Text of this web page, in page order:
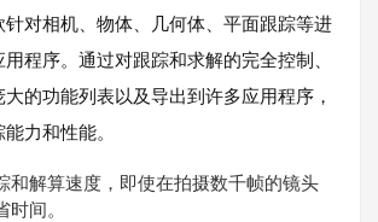
对相机、物体、几何体、平面跟踪等进
程序。通过对跟踪和求解的完全控制、
的功能列表以及导出到许多应用程序，
力和性能。
和解算速度，即使在拍摄数千帧的镜头
间。